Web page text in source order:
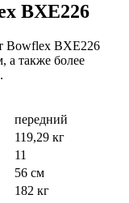
BXE226
Bowflex BXE226
а также более
передний
119,29 кг
11
56 см
182 кг